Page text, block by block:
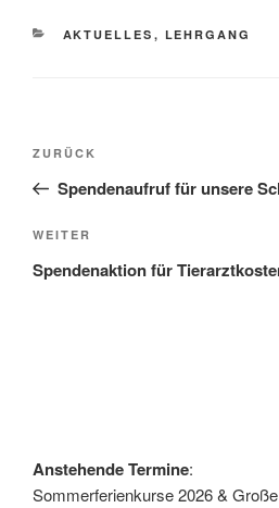
KATEGORIEN
AKTUELLES , LEHRGANG
Beitragsnavigation
Vorheriger
Beitrag
ZURÜCK
Spendenaufruf für unsere
Nächster
Beitrag
WEITER
Spendenaktion für
Anstehende Termine:
Sommerferienkurse 2026 &